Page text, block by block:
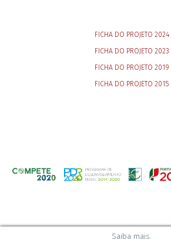
FICHA DO PROJETO 2024
FICHA DO PROJETO 2023
FICHA DO PROJETO 2019
FICHA DO PROJETO 2015
Saiba mais.